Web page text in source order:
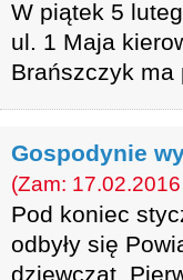
W piątek 5
ul. 1 Maja
Brańszczyk ma
Gospodynie
(Zam:
Pod koniec
odbyły się
dziewcząt.